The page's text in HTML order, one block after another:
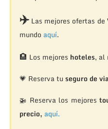
✈️Las mejores ofertas de
mundo aquí.
🏨 Los mejores hoteles, al
💗 Reserva tu seguro de
🚁 Reserva los mejores
precio, aquí.